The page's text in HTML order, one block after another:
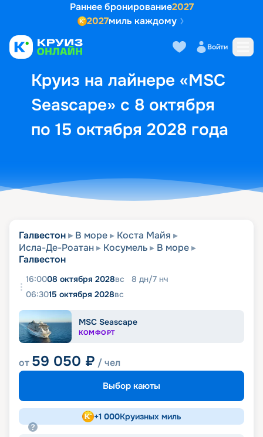
Раннее бронирование2027
2027миль каждому
Войти
Круиз на лайнере «MSC
Seascape» с 8 октября
по 15 октября 2028 года
Выбор кают Маршрут и
Галвестон В море
Коста Майя
Исла-Де-Роатан
Косумель
В море
Галвестон
16:0008 октября 2028вс 8 дн/7 нч
06:3015 октября 2028вс
MSC Seascape
КОМФОРТ
от 59 050 ₽ / чел
Выбор каюты
+1 000Круизных миль